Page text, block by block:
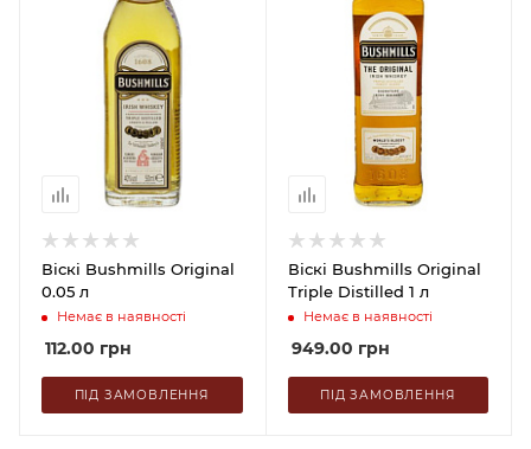
Віскі Bushmills Original
0.05 л
Немає в наявності
112.00 грн
ПІД ЗАМОВЛЕННЯ
Віскі Bushmills Original
Triple Distilled 1 л
Немає в наявності
949.00 грн
ПІД ЗАМОВЛЕННЯ